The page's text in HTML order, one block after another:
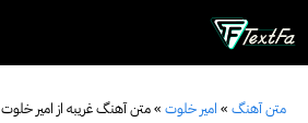
محتوا
متن آهنگ » امیر خلوت »متن آهنگ غریبه از امیر خلوت